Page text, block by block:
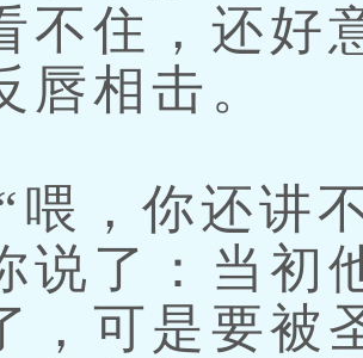
不住，还好
唇相击。
，你还讲
说了：当初
，可是要被